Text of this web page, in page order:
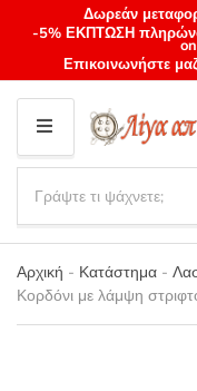
Δωρεάν
-5% ΕΚΠΤΩΣΗ
Επικοινωνήστε
M
E
N
U
Category
name
a
r
c
h
p
Αρχική - Κατάστημα -
Κορδόνι με λάμψη